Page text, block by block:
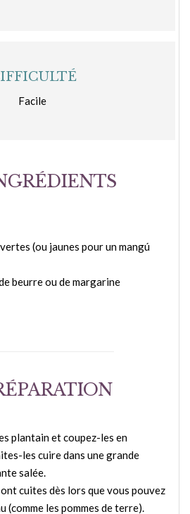
Facile
(ou jaunes pour un mangú
beurre ou de margarine
plantain et coupez-les en
les cuire dans une grande
salée.
cuites dès lors que vous pouvez
les pommes de terre).